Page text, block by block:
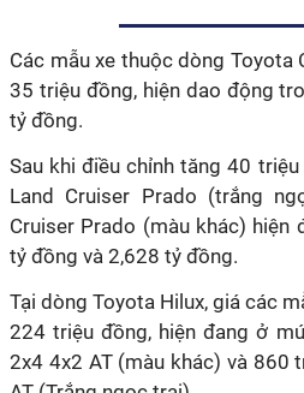
Các mẫu xe thuộc dòng
35 triệu đồng, hiện dao động
tỷ đồng.
Sau khi điều chỉnh tăng 40
Land Cruiser Prado (trắng
Cruiser Prado (màu khác) hiện
tỷ đồng và 2,628 tỷ đồng.
Tại dòng Toyota Hilux, giá các
224 triệu đồng, hiện đang ở
2x4 4x2 AT (màu khác) và 860